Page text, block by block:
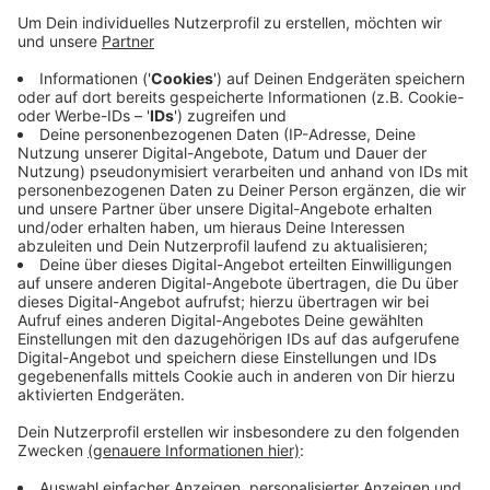
können bis zu 12.000 Haushalte und Firmen ans
Glasfasernetz angeschlossen werden, in Barmen
bis zu 10.000. Wenn die Immobilienbesitzer
zustimmen, legt ihnen die Telekom den Anschluss
bis ins Gebäude. Glasfaser erlaubt
Downloadgeschwindigkeiten von tausend Mbit pro
Sekunde. Die Stadtspitze wertet die Ausbaupläne
als ein wichtiges Signal für Wuppertal und die
Digitalisierung.
Veröffentlicht:Montag, 28.06.2021 16:27
Anzeige